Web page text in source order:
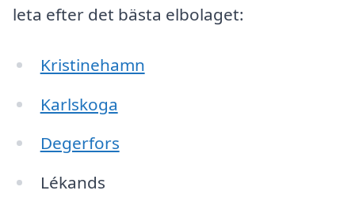
leta efter det bästa elbolaget:
Kristinehamn
Karlskoga
Degerfors
Lékands